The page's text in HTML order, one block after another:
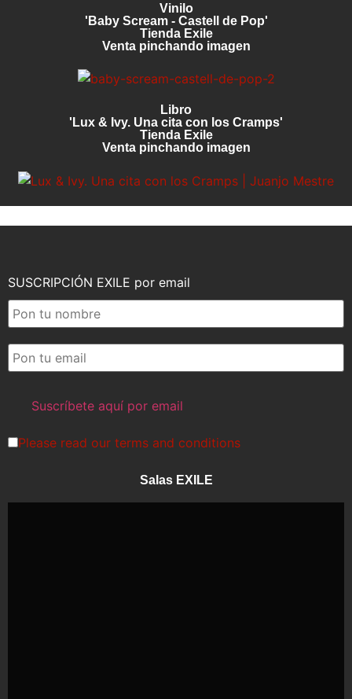
Vinilo
'Baby Scream - Castell de Pop'
Tienda Exile
Venta pinchando imagen
Libro
'Lux & Ivy. Una cita con los Cramps'
Tienda Exile
Venta pinchando imagen
SUSCRIPCIÓN EXILE por email
Please read our terms and conditions
Salas EXILE